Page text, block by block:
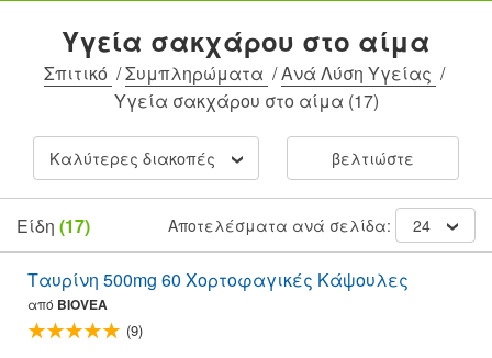
Υγεία σακχάρου στο αίμα
Σπιτικό /Συμπληρώματα /Ανά Λύση Υγείας /
Υγεία σακχάρου στο αίμα (17)
Καλύτερες διακοπές βελτιώστε
Είδη (17) Αποτελέσματα ανά σελίδα: 24
Ταυρίνη 500mg 60 Χορτοφαγικές Κάψουλες
από BIOVEA
(9)